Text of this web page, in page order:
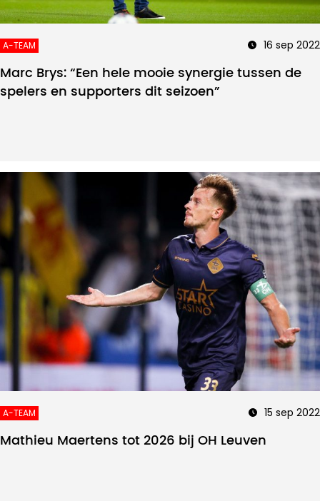
A-TEAM 16 sep 2022
Marc Brys: “Een hele mooie synergie tussen de
spelers en supporters dit seizoen”
A-TEAM 15 sep 2022
Mathieu Maertens tot 2026 bij OH Leuven